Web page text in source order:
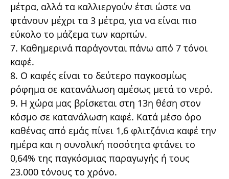
μέτρα, αλλά τα καλλιεργούν έτσι ώστε να
φτάνουν μέχρι τα 3 μέτρα, για να είναι πιο
εύκολο το μάζεμα των καρπών.
7. Καθημερινά παράγονται πάνω από 7 τόνοι
καφέ.
8. Ο καφές είναι το δεύτερο παγκοσμίως
ρόφημα σε κατανάλωση αμέσως μετά το νερό.
9. Η χώρα μας βρίσκεται στη 13η θέση στον
κόσμο σε κατανάλωση καφέ. Κατά μέσο όρο
καθένας από εμάς πίνει 1,6 φλιτζάνια καφέ την
ημέρα και η συνολική ποσότητα φτάνει το
0,64% της παγκόσμιας παραγωγής ή τους
23.000 τόνους το χρόνο.